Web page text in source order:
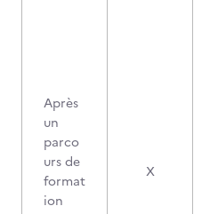
Après
un
parco
urs de
format
ion
X